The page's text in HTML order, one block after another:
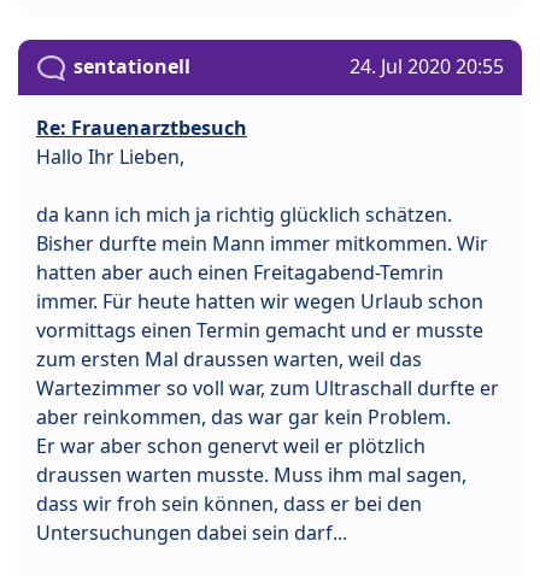
sentationell 24. Jul 2020 20:55
Re: Frauenarztbesuch
Hallo Ihr Lieben,
da kann ich mich ja richtig glücklich schätzen.
Bisher durfte mein Mann immer mitkommen. Wir
hatten aber auch einen Freitagabend-Temrin
immer. Für heute hatten wir wegen Urlaub schon
vormittags einen Termin gemacht und er musste
zum ersten Mal draussen warten, weil das
Wartezimmer so voll war, zum Ultraschall durfte er
aber reinkommen, das war gar kein Problem.
Er war aber schon genervt weil er plötzlich
draussen warten musste. Muss ihm mal sagen,
dass wir froh sein können, dass er bei den
Untersuchungen dabei sein darf...